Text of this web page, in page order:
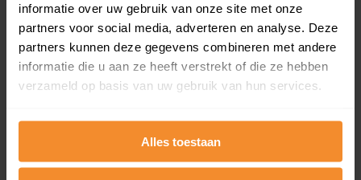
informatie over uw gebruik van onze site met onze
partners voor social media, adverteren en analyse. Deze
partners kunnen deze gegevens combineren met andere
informatie die u aan ze heeft verstrekt of die ze hebben
verzameld op basis van uw gebruik van hun services.
Alles toestaan
1981 - 2007
100%